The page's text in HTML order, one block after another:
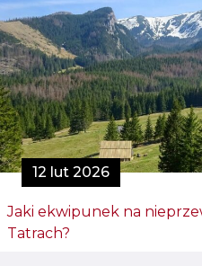
12 lut 2026
Jaki ekwipunek na
Tatrach?